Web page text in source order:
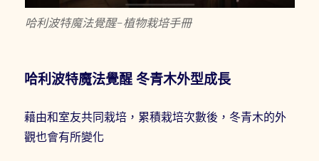
哈利波特魔法覺醒-植物栽培手冊
哈利波特魔法覺醒 冬青木外型成長
藉由和室友共同栽培，累積栽培次數後，冬青木的外
觀也會有所變化